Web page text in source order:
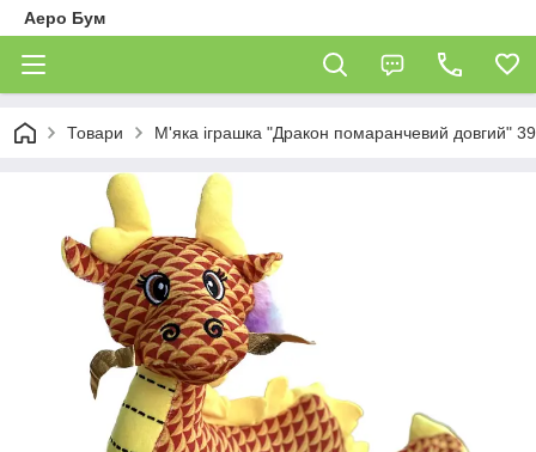
Аеро Бум
Товари М'яка іграшка "Дракон помаранчевий довгий"